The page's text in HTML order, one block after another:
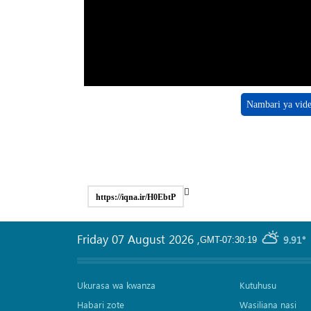
Nambari ya
https://iqna.ir/H0EbtP
GMT-07:30:19 9.91°
Friday 07 August 2026 ,
Ukurasa wa kwanza
Habari zote
Kutuhusu
Wasiliana nasi